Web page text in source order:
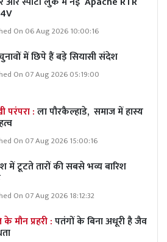
On 06 Aug 2026 10:00:16
में छिपे हैं बड़े सियासी संदेश
On 07 Aug 2026 05:19:00
परंपरा :ला पौरकैल्हाडे, समाज में हास्य
On 07 Aug 2026 15:00:16
में टूटते तारों की सबसे भव्य बारिश
On 07 Aug 2026 18:12:32
के मौन प्रहरी :पतंगों के बिना अधूरी है जैव